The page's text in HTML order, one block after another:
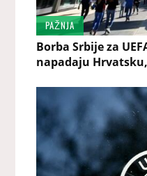
PAŽNJA
Borba Srbije za
napadaju